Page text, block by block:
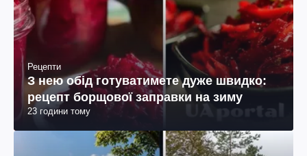
Рецепти
З нею обід готуватимете дуже швидко:
рецепт борщової заправки на зиму
23 години тому